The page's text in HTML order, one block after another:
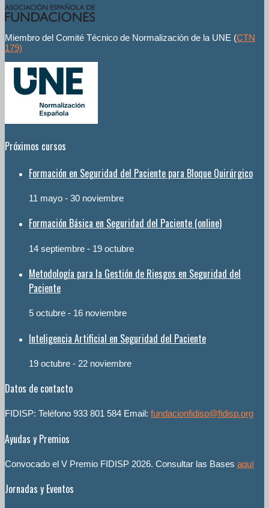
Miembro del Comité Técnico de Normalización de la UNE (CTN
179)
Próximos cursos
Formación en Seguridad del Paciente para Bloque Quirúrgico
11 mayo - 30 noviembre
Formación Básica en Seguridad del Paciente (online)
14 septiembre - 19 octubre
Metodología para la Gestión de Riesgos en Seguridad del
Paciente
5 octubre - 16 noviembre
Inteligencia Artificial en Seguridad del Paciente
19 octubre - 22 noviembre
Datos de contacto
FIDISP: Teléfono 933 801 584 Email: fundacionfidisp@fidisp.org
Ayudas y Premios
Convocado el V Premio FIDISP 2026. Consultar las Bases aquí
Jornadas y Eventos